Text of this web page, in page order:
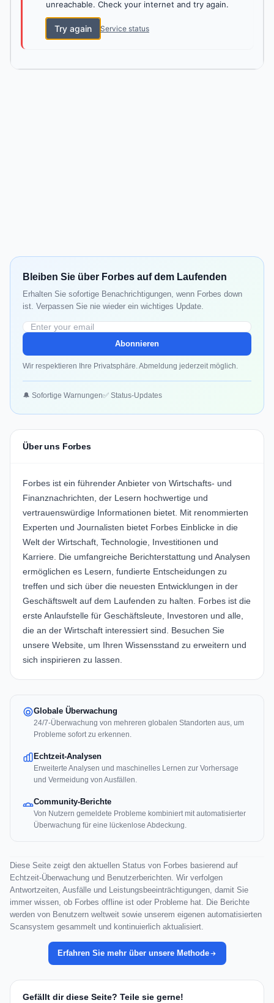
unreachable. Check your internet and try again.
Try again Service status
Bleiben Sie über Forbes auf dem Laufenden
Erhalten Sie sofortige Benachrichtigungen, wenn Forbes down
ist. Verpassen Sie nie wieder ein wichtiges Update.
Abonnieren
Wir respektieren Ihre Privatsphäre. Abmeldung jederzeit möglich.
🔔 Sofortige Warnungen✅ Status-Updates
Über uns Forbes
Forbes ist ein führender Anbieter von Wirtschafts- und
Finanznachrichten, der Lesern hochwertige und
vertrauenswürdige Informationen bietet. Mit renommierten
Experten und Journalisten bietet Forbes Einblicke in die
Welt der Wirtschaft, Technologie, Investitionen und
Karriere. Die umfangreiche Berichterstattung und Analysen
ermöglichen es Lesern, fundierte Entscheidungen zu
treffen und sich über die neuesten Entwicklungen in der
Geschäftswelt auf dem Laufenden zu halten. Forbes ist die
erste Anlaufstelle für Geschäftsleute, Investoren und alle,
die an der Wirtschaft interessiert sind. Besuchen Sie
unsere Website, um Ihren Wissensstand zu erweitern und
sich inspirieren zu lassen.
Globale Überwachung
24/7-Überwachung von mehreren globalen Standorten aus, um
Probleme sofort zu erkennen.
Echtzeit-Analysen
Erweiterte Analysen und maschinelles Lernen zur Vorhersage
und Vermeidung von Ausfällen.
Community-Berichte
Von Nutzern gemeldete Probleme kombiniert mit automatisierter
Überwachung für eine lückenlose Abdeckung.
Diese Seite zeigt den aktuellen Status von Forbes basierend auf
Echtzeit-Überwachung und Benutzerberichten. Wir verfolgen
Antwortzeiten, Ausfälle und Leistungsbeeinträchtigungen, damit Sie
immer wissen, ob Forbes offline ist oder Probleme hat. Die Berichte
werden von Benutzern weltweit sowie unserem eigenen automatisierten
Scansystem gesammelt und kontinuierlich aktualisiert.
Erfahren Sie mehr über unsere Methode
Gefällt dir diese Seite? Teile sie gerne!